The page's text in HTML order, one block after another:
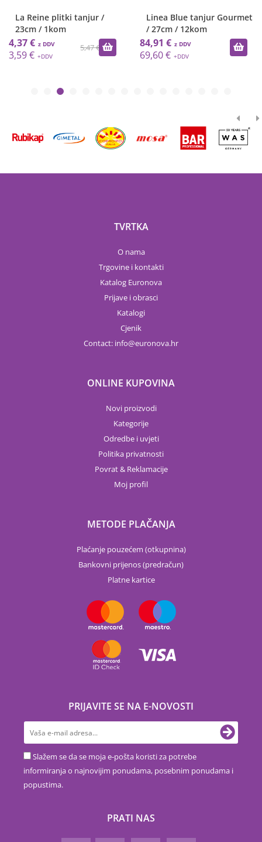
La Reine plitki tanjur /
23cm / 1kom
5,47 €
4,37 €
3,59 €
Linea Blue tanjur Gourmet
/ 27cm / 12kom
84,91 €
69,60 €
TVRTKA
O nama
Trgovine i kontakti
Katalog Euronova
Prijave i obrasci
Katalogi
Cjenik
Contact: info euronova.hr
ONLINE KUPOVINA
Novi proizvodi
Kategorije
Odredbe i uvjeti
Politika privatnosti
Povrat & Reklamacije
Moj profil
METODE PLAČANJA
Plaćanje pouzećem (otkupnina)
Bankovni prijenos (predračun)
Platne kartice
PRIJAVITE SE NA E-NOVOSTI
Slažem se da se moja e-pošta koristi za potrebe
informiranja o najnovijim ponudama, posebnim ponudama i
popustima.
PRATI NAS